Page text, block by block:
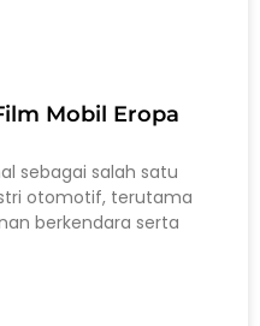
Mobil Eropa
sebagai salah satu
otomotif, terutama
berkendara serta